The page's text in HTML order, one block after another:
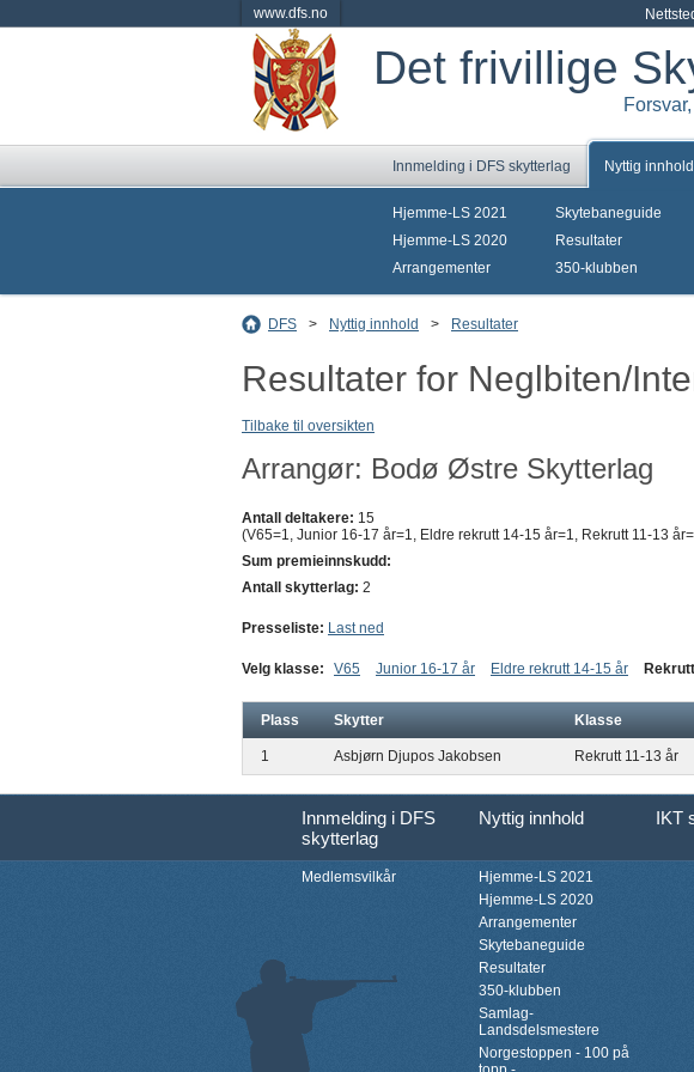
www.dfs.no
Det frivillige
Innmelding i DFS skytterlag Nyttig innhold
Hjemme-LS 2021
Hjemme-LS 2020
Arrangementer
Skytebaneguide
Resultater
350-klubben
DFS > Nyttig innhold > Resultater
Resultater for Neglbiten/
Tilbake til oversikten
Arrangør: Bodø Østre Skytterlag
Antall deltakere: 15
(V65=1, Junior 16-17 år=1, Eldre rekrutt 14-15 år=1, Rekrutt 11-13
Sum premieinnskudd:
Antall skytterlag: 2
Presseliste: Last ned
Velg klasse: V65 Junior 16-17 år Eldre rekrutt 14-15 år
Plass Skytter Klasse
1 Asbjørn Djupos Jakobsen Rekrutt 11-13 år
Innmelding i DFS
skytterlag
Nyttig innhold IKT
Medlemsvilkår
Hjemme-LS 2021
Hjemme-LS 2020
Arrangementer
Skytebaneguide
Resultater
350-klubben
Samlag-
Landsdelsmestere
Norgestoppen - 100 på